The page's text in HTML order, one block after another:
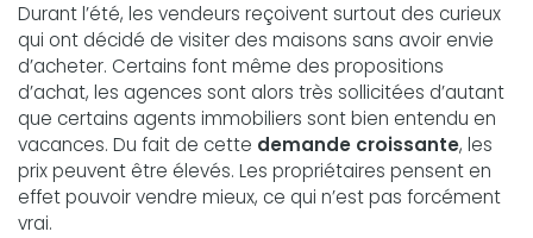
Durant l’été, les vendeurs reçoivent surtout des curieux
qui ont décidé de visiter des maisons sans avoir envie
d’acheter. Certains font même des propositions
d’achat, les agences sont alors très sollicitées d’autant
que certains agents immobiliers sont bien entendu en
vacances. Du fait de cette demande croissante, les
prix peuvent être élevés. Les propriétaires pensent en
effet pouvoir vendre mieux, ce qui n’est pas forcément
vrai.